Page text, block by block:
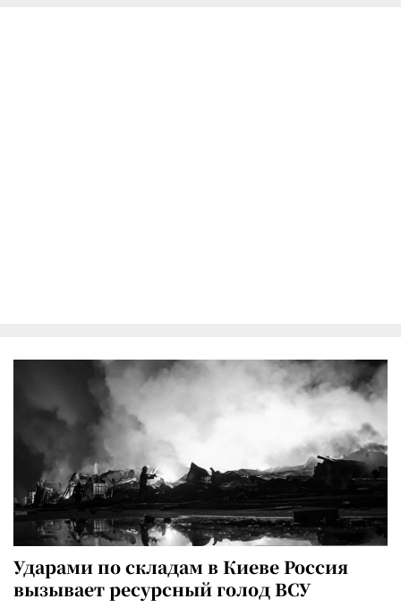
Ударами по складам в Киеве Россия
вызывает ресурсный голод ВСУ